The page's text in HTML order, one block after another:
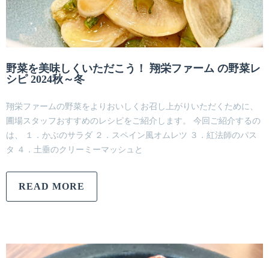
野菜を美味しくいただこう！ 翔栄ファーム の野菜レ
シピ 2024秋～冬
翔栄ファームの野菜をよりおいしくお召し上がりいただくために、
圃場スタッフおすすめのレシピをご紹介します。 今回ご紹介するの
は、 １．かぶのサラダ ２．スペイン風オムレツ ３．紅法師のパス
タ ４．土垂のクリーミーマッシュと
READ MORE